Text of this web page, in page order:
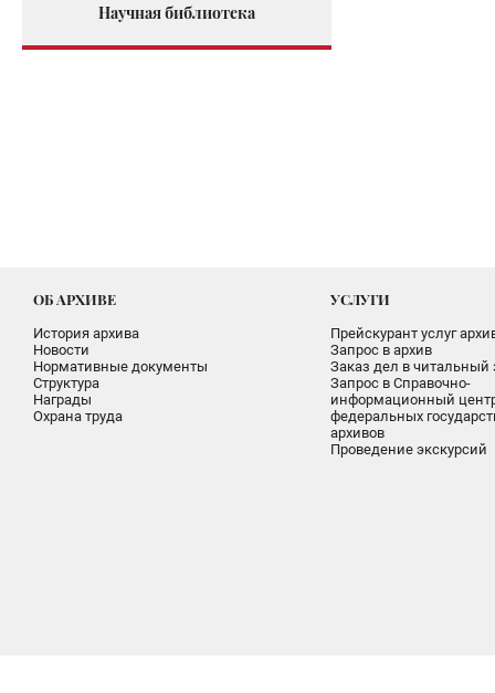
Научная библиотека
ОБ АРХИВЕ
История архива
Новости
Нормативные документы
Структура
Награды
Охрана труда
УСЛУГИ
Прейскурант услуг
Запрос в архив
Заказ дел в читальный
Запрос в Справочно-
информационный
федеральных
архивов
Проведение экскурсий